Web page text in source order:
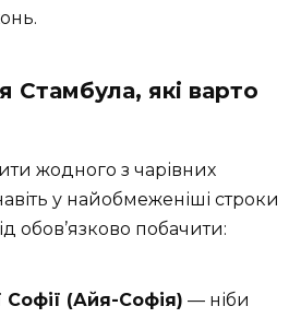
Стамбула, які варто
жодного з чарівних
у найобмеженіші строки
обов’язково побачити:
Софії (Айя-Софія) — ніби